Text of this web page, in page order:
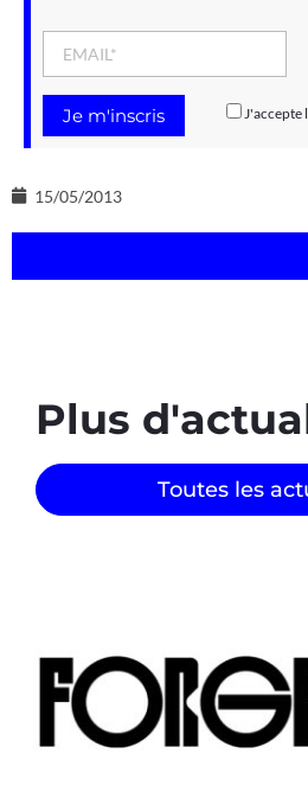
J'accepte
15/05/2013
Plus
Toutes les